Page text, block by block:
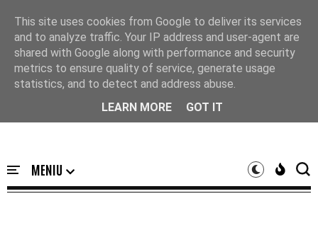
This site uses cookies from Google to deliver its services
and to analyze traffic. Your IP address and user-agent are
shared with Google along with performance and security
metrics to ensure quality of service, generate usage
statistics, and to detect and address abuse.
LEARN MORE
GOT IT